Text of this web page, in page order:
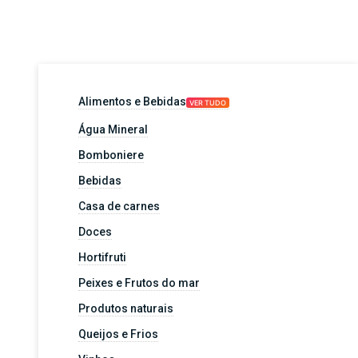
Alimentos e Bebidas VER TUDO
Água Mineral
Bomboniere
Bebidas
Casa de carnes
Doces
Hortifruti
Peixes e Frutos do mar
Produtos naturais
Queijos e Frios